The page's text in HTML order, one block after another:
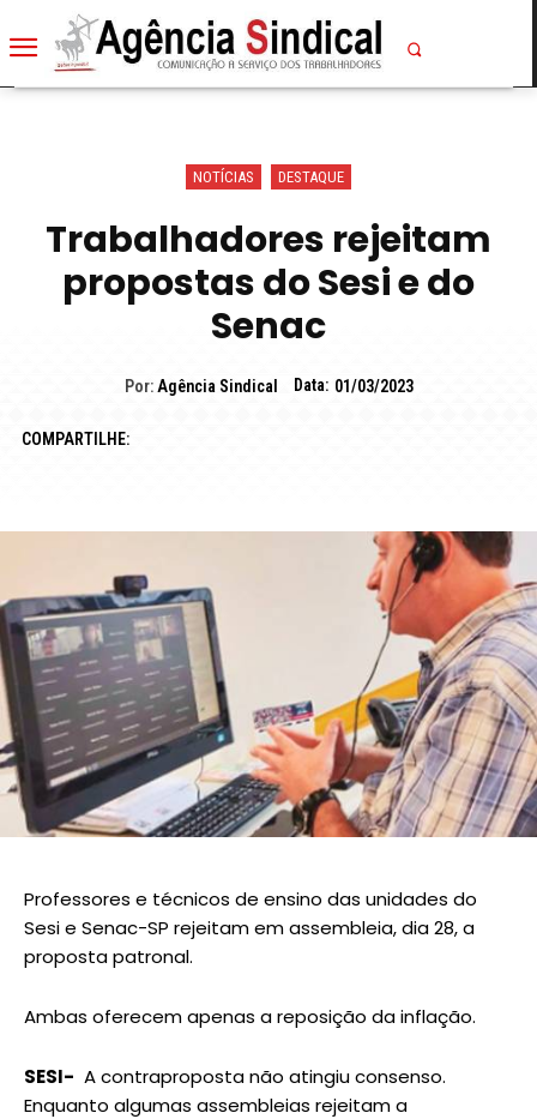
NOTÍCIAS DESTAQUE
Trabalhadores rejeitam
propostas do Sesi e do
Senac
Por: Agência Sindical Data: 01/03/2023
COMPARTILHE:
Professores e técnicos de ensino das unidades do
Sesi e Senac-SP rejeitam em assembleia, dia 28, a
proposta patronal.
Ambas oferecem apenas a reposição da inflação.
SESI- A contraproposta não atingiu consenso.
Enquanto algumas assembleias rejeitam a